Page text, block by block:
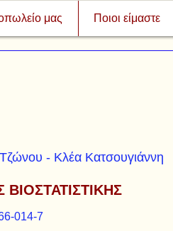
μας Ποιοι είμαστε
- Κλέα Κατσουγιάννη
ΒΙΟΣΤΑΤΙΣΤΙΚΗΣ
014-7